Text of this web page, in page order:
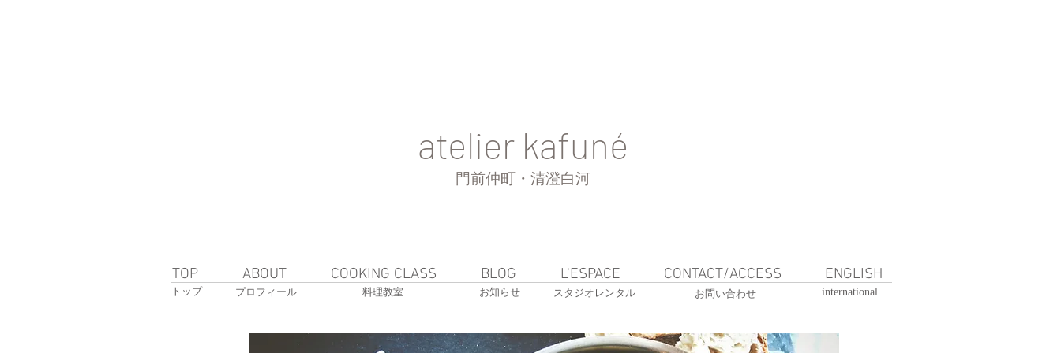
atelier kafuné
門前仲町・清澄白河
料理教室 international
プロフィール
TOP ABOUT COOKING CLASS BLOG L'ESPACE CONTACT/ACCESS ENGLISH
お知らせ スタジオレンタル お問い合わせ
トップ